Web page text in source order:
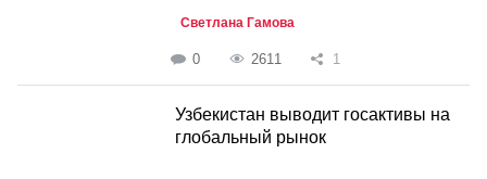
Светлана Гамова
0 2611 1
Узбекистан выводит госактивы на
глобальный рынок